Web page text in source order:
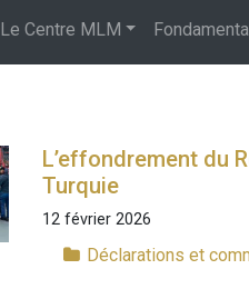
Le Centre MLM
L’effondrement du
Turquie
12 février 2026
Déclarations et